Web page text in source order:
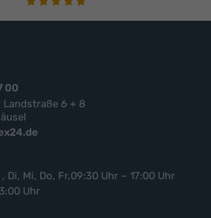
00
Landstraße 6 + 8
Di, Mi, Do, Fr,09:30 Uhr – 17:00 Uhr
Uhr